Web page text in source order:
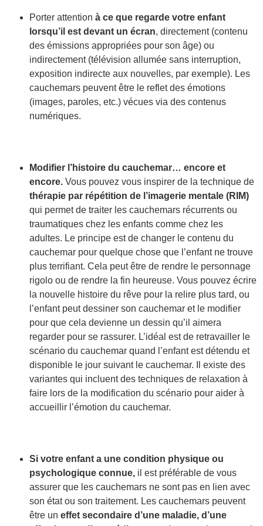
Porter attention à ce que regarde votre enfant
lorsqu’il est devant un écran, directement (contenu
des émissions appropriées pour son âge) ou
indirectement (télévision allumée sans interruption,
exposition indirecte aux nouvelles, par exemple). Les
cauchemars peuvent être le reflet des émotions
(images, paroles, etc.) vécues via des contenus
numériques.
Modifier l’histoire du cauchemar… encore et
encore. Vous pouvez vous inspirer de la technique de
thérapie par répétition de l’imagerie mentale (RIM)
qui permet de traiter les cauchemars récurrents ou
traumatiques chez les enfants comme chez les
adultes. Le principe est de changer le contenu du
cauchemar pour quelque chose que l’enfant ne trouve
plus terrifiant. Cela peut être de rendre le personnage
rigolo ou de rendre la fin heureuse. Vous pouvez écrire
la nouvelle histoire du rêve pour la relire plus tard, ou
l’enfant peut dessiner son cauchemar et le modifier
pour que cela devienne un dessin qu’il aimera
regarder pour se rassurer. L’idéal est de retravailler le
scénario du cauchemar quand l’enfant est détendu et
disponible le jour suivant le cauchemar. Il existe des
variantes qui incluent des techniques de relaxation à
faire lors de la modification du scénario pour aider à
accueillir l’émotion du cauchemar.
Si votre enfant a une condition physique ou
psychologique connue, il est préférable de vous
assurer que les cauchemars ne sont pas en lien avec
son état ou son traitement. Les cauchemars peuvent
être un effet secondaire d’une maladie, d’une